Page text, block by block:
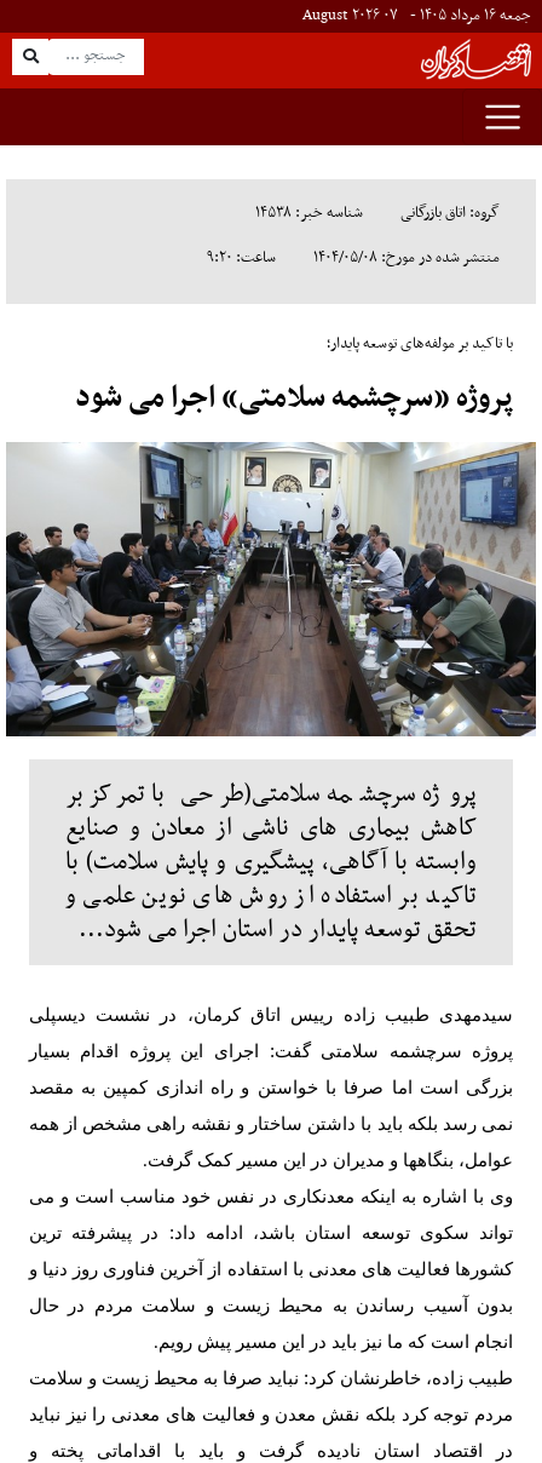
جمعه ۱۶ مرداد ۱۴۰۵ - ۰۷۲۰۲۶
گروه: اتاق بازرگانی
شناسه خبر: ۱۴۵۳۸
منتشر شده در مورخ: ۱۴۰۴/۰۵/۰۸
ساعت: ۹:۲۰
با تاکید بر مولفه‌های توسعه پایدار؛
پروژه «سرچشمه سلامتی» اجرا می شود
پروژه سرچشمه سلامتی(طرحی با تمرکز بر
کاهش بیماری های ناشی از معادن و صنایع
وابسته با آگاهی، پیشگیری و پایش سلامت) با
تاکید بر استفاده از روش های نوین علمی و
تحقق توسعه پایدار در استان اجرا می شود...
سیدمهدی طبیب زاده رییس اتاق کرمان، در نشست دیسپلی
پروژه سرچشمه سلامتی گفت: اجرای این پروژه اقدام بسیار
بزرگی است اما صرفا با خواستن و راه اندازی کمپین به مقصد
نمی رسد بلکه باید با داشتن ساختار و نقشه راهی مشخص از همه
عوامل، بنگاهها و مدیران در این مسیر کمک گرفت.
وی با اشاره به اینکه معدنکاری در نفس خود مناسب است و می
تواند سکوی توسعه استان باشد، ادامه داد: در پیشرفته ترین
کشورها فعالیت های معدنی با استفاده از آخرین فناوری روز دنیا و
بدون آسیب رساندن به محیط زیست و سلامت مردم در حال
انجام است که ما نیز باید در این مسیر پیش رویم .
طبیب زاده، خاطرنشان کرد: نباید صرفا به محیط زیست و سلامت
مردم توجه کرد بلکه نقش معدن و فعالیت های معدنی را نیز نباید
در اقتصاد استان نادیده گرفت و باید با اقداماتی پخته و